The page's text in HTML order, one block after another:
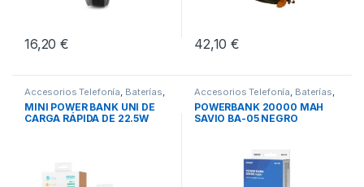
16,20€ 42,10€
Accesorios Telefonía, Baterías,
Movilidad
MINI POWER BANK UNI DE
CARGA RÁPIDA DE 22.5W
Accesorios Telefonía, Baterías,
Movilidad
POWERBANK 20000 MAH
SAVIO BA-05 NEGRO